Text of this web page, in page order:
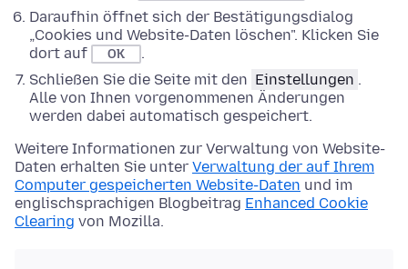
Daraufhin öffnet sich der Bestätigungsdialog
„Cookies und Website-Daten löschen". Klicken Sie
dort auf
OK
.
Schließen Sie die Seite mit den Einstellungen .
Alle von Ihnen vorgenommenen Änderungen
werden dabei automatisch gespeichert.
Weitere Informationen zur Verwaltung von Website-
Daten erhalten Sie unter Verwaltung der auf Ihrem
Computer gespeicherten Website-Daten und im
englischsprachigen Blogbeitrag Enhanced Cookie
Clearing von Mozilla.